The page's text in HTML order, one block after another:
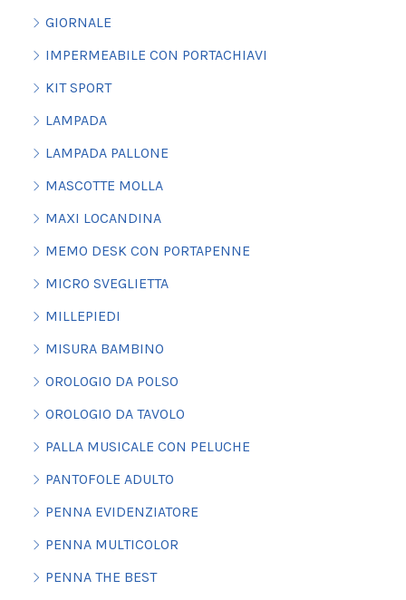
GIORNALE
IMPERMEABILE CON PORTACHIAVI
KIT SPORT
LAMPADA
LAMPADA PALLONE
MASCOTTE MOLLA
MAXI LOCANDINA
MEMO DESK CON PORTAPENNE
MICRO SVEGLIETTA
MILLEPIEDI
MISURA BAMBINO
OROLOGIO DA POLSO
OROLOGIO DA TAVOLO
PALLA MUSICALE CON PELUCHE
PANTOFOLE ADULTO
PENNA EVIDENZIATORE
PENNA MULTICOLOR
PENNA THE BEST